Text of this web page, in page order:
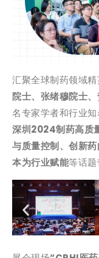
汇聚全球制药领域精
院士、张绪穆院士
名专家学者和行业
深圳2024制药高质
与质量控制、创新
本为行业赋能等话题